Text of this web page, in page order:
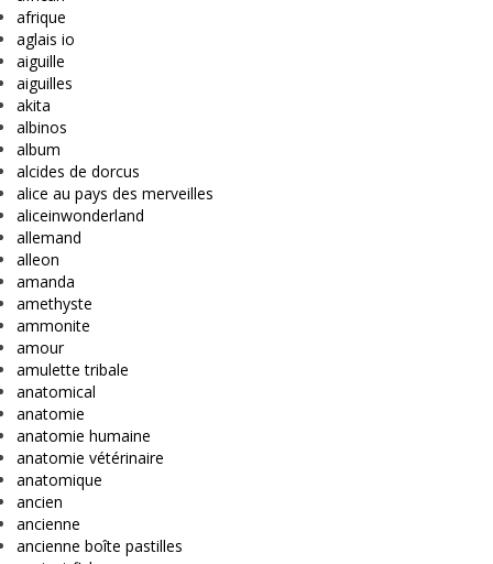
afrique
aglais io
aiguille
aiguilles
akita
albinos
album
alcides de dorcus
alice au pays des merveilles
aliceinwonderland
allemand
alleon
amanda
amethyste
ammonite
amour
amulette tribale
anatomical
anatomie
anatomie humaine
anatomie vétérinaire
anatomique
ancien
ancienne
ancienne boîte pastilles